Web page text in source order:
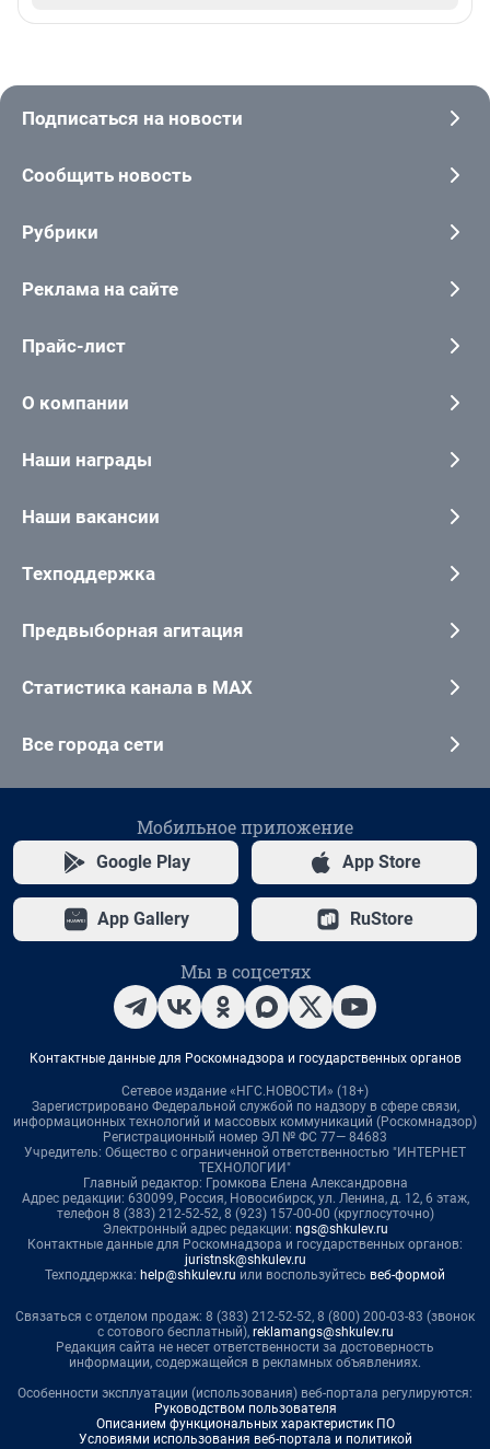
Подписаться на новости
Сообщить новость
Рубрики
Реклама на сайте
Прайс-лист
О компании
Наши награды
Наши вакансии
Техподдержка
Предвыборная агитация
Статистика канала в MAX
Все города сети
Мобильное приложение
Google Play App Store
App Gallery RuStore
Мы в соцсетях
Контактные данные для Роскомнадзора и государственных органов
Сетевое издание «НГС.НОВОСТИ» (18+)
Зарегистрировано Федеральной службой по надзору в сфере связи,
информационных технологий и массовых коммуникаций (Роскомнадзор)
Регистрационный номер ЭЛ № ФС 77— 84683
Учредитель: Общество с ограниченной ответственностью "ИНТЕРНЕТ
ТЕХНОЛОГИИ"
Главный редактор: Громкова Елена Александровна
Адрес редакции: 630099, Россия, Новосибирск, ул. Ленина, д. 12, 6 этаж,
телефон 8 (383) 212-52-52, 8 (923) 157-00-00 (круглосуточно)
Электронный адрес редакции: ngs@shkulev.ru
Контактные данные для Роскомнадзора и государственных органов:
juristnsk@shkulev.ru
Техподдержка: help@shkulev.ru или воспользуйтесь веб-формой
Связаться с отделом продаж: 8 (383) 212-52-52, 8 (800) 200-03-83 (звонок
с сотового бесплатный), reklamangs@shkulev.ru
Редакция сайта не несет ответственности за достоверность
информации, содержащейся в рекламных объявлениях.
Особенности эксплуатации (использования) веб-портала регулируются:
Руководством пользователя
Описанием функциональных характеристик ПО
Условиями использования веб-портала и политикой